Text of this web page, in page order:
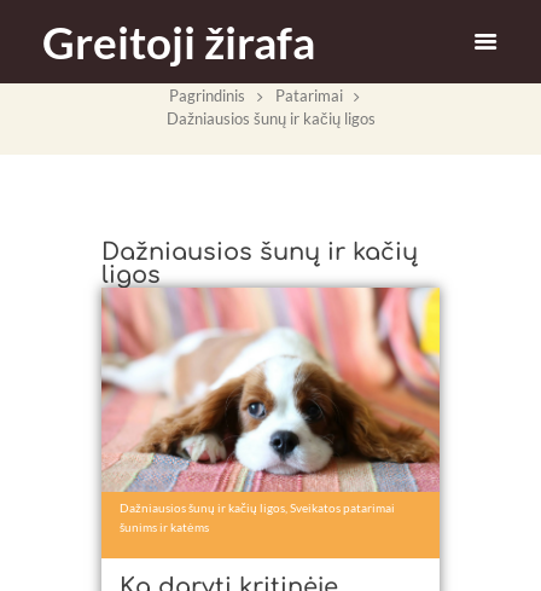
Greitoji žirafa
Pagrindinis
Patarimai
Dažniausios šunų ir kačių ligos
Dažniausios šunų ir kačių
ligos
Dažniausios šunų ir kačių ligos Sveikatos patarimai
šunims ir katėms